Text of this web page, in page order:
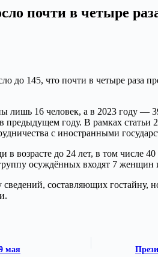
почти в четыре
до 145, что почти в четыре раза
лишь 16 человек, а в 2023 году
предыдущем году. В рамках
с иностранными
возрасте до 24 лет, в том числе
осуждённых входят 7
составляющих
мая